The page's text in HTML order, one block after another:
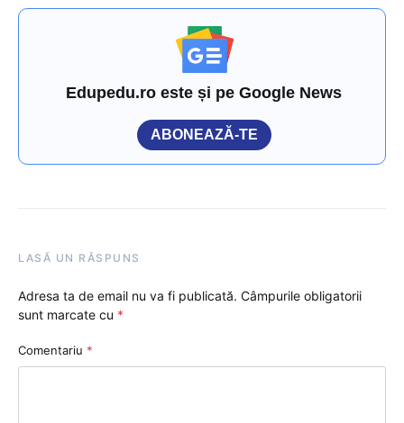
Edupedu.ro este și pe Google News
ABONEAZĂ-TE
LASĂ UN RĂSPUNS
Adresa ta de email nu va fi publicată. Câmpurile obligatorii
sunt marcate cu *
Comentariu *